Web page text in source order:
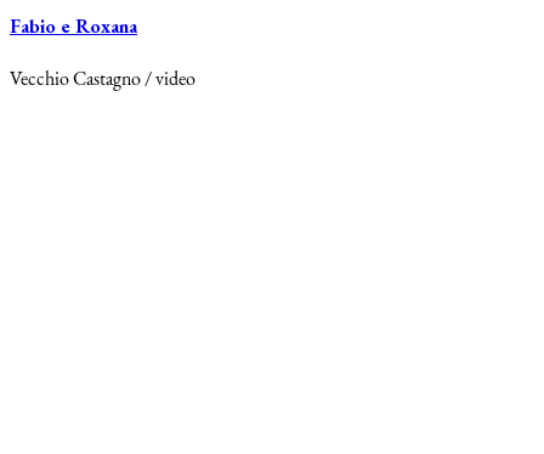
Fabio e Roxana
Vecchio Castagno / video